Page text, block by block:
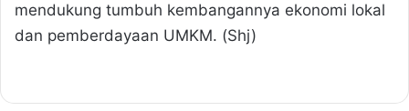
mendukung tumbuh kembangannya ekonomi lokal
dan pemberdayaan UMKM. (Shj)